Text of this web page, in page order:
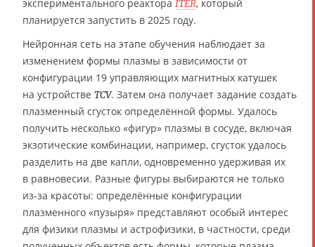
экспериментального реактора ITER, который
планируется запустить в 2025 году.
Нейронная сеть на этапе обучения наблюдает за
изменением формы плазмы в зависимости от
конфигурации 19 управляющих магнитных катушек
на устройстве TCV. Затем она получает задание создать
плазменный сгусток определённой формы. Удалось
получить несколько «фигур» плазмы в сосуде, включая
экзотические комбинации, например, сгусток удалось
разделить на две капли, одновременно удерживая их
в равновесии. Разные фигуры выбираются не только
из-за красоты: определённые конфигурации
плазменного «пузыря» представляют особый интерес
для физики плазмы и астрофизики, в частности, среди